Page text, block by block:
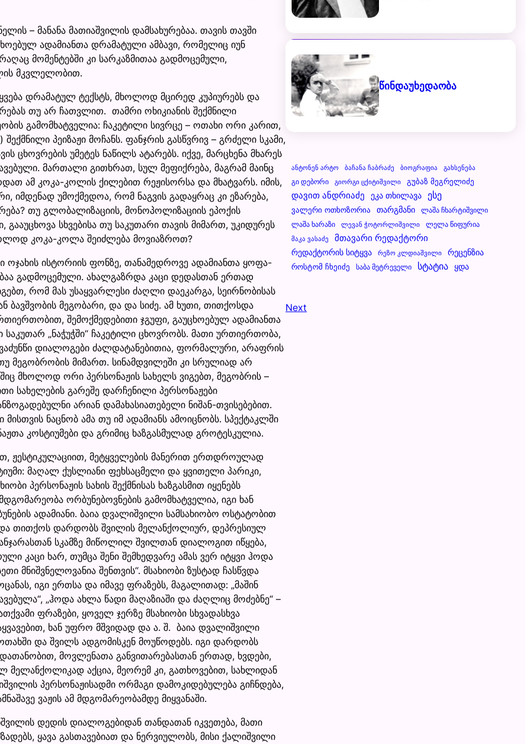
– მანანა მათიაშვილის დამსახურებაა. თავის თავში
ადამიანთა დრამატული ამბავი, რომელიც იუნ
მომენტებში კი სარკაზმითაა გადმოცემული,
მკვლელობით.
დრამატულ ტექსტს, მხოლოდ მცირედ კუპიურებს და
თუ არ ჩათვლით. თამრი ოხიკიანის შექმნილი
გამომხატველია: ჩაკეტილი სივრცე – ოთახი ორი კარით,
პეიზაჟი მოჩანს. ფანჯრის გასწვრივ – გრძელი სკამი,
ცხოვრების უმეტეს ნაწილს ატარებს. იქვე, მარცხენა მხარეს
მართალი გითხრათ, სულ მეფიქრება, მაგრამ მაინც
ამ კოკა-კოლის ქილებით რეჟისორსა და მხატვარს. იმის,
იმდენად უმოქმედოა, რომ ნაგვის გადაყრაც კი ეზარება,
თუ გლობალიზაციის, მონოპოლიზაციის ეპოქის
სხვებისა თუ საკუთარი თავის მიმართ, უკიდურეს
კოკა-კოლა შეიძლება მოვიაზროთ?
ოჯახის ისტორიის ფონზე, თანამედროვე ადამიანთა ყოფა-
გადმოცემული. ახალგაზრდა კაცი დედასთან ერთად
რომ მას უსაყვარლესი ძაღლი დაეკარგა, სეირნობისას
ბავშვობის მეგობარი, და და სიძე. ამ ხუთი, თითქოსდა
შემოქმედებითი ჯგუფი, გაუცხოებულ ადამიანთა
„ნაჭუჭში“ ჩაკეტილი ცხოვრობს. მათი ურთიერთობა,
დიალოგები ძალდატანებითია, ფორმალური, არაფრის
მეგობრობის მიმართ. სინამდვილეში კი სრულიად არ
მხოლოდ ორი პერსონაჟის სახელს ვიგებთ, მეგობრის –
სახელების გარეშე დარჩენილი პერსონაჟები
არიან დამახასიათებელი ნიშან-თვისებებით.
ნაცნობ ამა თუ იმ ადამიანს ამოიცნობს. სპექტაკლში
კოსტიუმები და გრიმიც ხაზგასმულად გროტესკულია.
ჟესტიკულაციით, მეტყველების მანერით ერთდროულად
მაღალ ქუსლიანი ფეხსაცმელი და ყვითელი პარიკი,
პერსონაჟის სახის შექმნისას ხაზგასმით იყენებს
ორბუნებოვნების გამომხატველია, იგი ხან
ადამიანი. ბაია დვალიშვილი სამსახიობო ოსტატობით
თითქოს დარდობს შვილის მელანქოლიურ, დეპრესიულ
სკამზე მიწოლილ შვილთან დიალოგით იწყება,
კაცი ხარ, თუმცა შენი შემხედვარე ამას ვერ იტყვი ჰოდა
მნიშვნელოვანია შენთვის“. მსახიობი ზუსტად ჩასწვდა
იგი ერთსა და იმავე ფრაზებს, მაგალითად: „მაშინ
„ჰოდა ახლა წადი მაღაზიაში და ძაღლიც მოძებნე“ –
ფრაზები, ყოველ ჯერზე მსახიობი სხვადასხვა
ხან უფრო მშვიდად და ა. შ. ბაია დვალიშვილი
და შვილს ადგომისკენ მოუწოდებს. იგი დარდობს
მოვლენათა განვითარებასთან ერთად, ხვდები,
აქცია, მეორემ კი, გათხოვებით, სახლიდან
პერსონაჟისადმი ორმაგი დამოკიდებულება გიჩნდება,
ვაჟის ამ მდგომარეობამდე მიყვანაში.
დედის დიალოგებიდან თანდათან იკვეთება, მათი
ყავა გასთავებიათ და ნერვიულობს, მისი ქალიშვილი
წინდაუხედაობა
Ანტონენ Არტო Ბაჩანა Ჩაბრაძე Ბიოგრაფია
Გახსენება
Გი Დებორი
Გიორგი Ცქიტიშვილი Გუბაზ Მეგრელიძე
Დავით Ანდრიაძე Ეკა Თხილავა Ესე
Ვალერი Ოთხოზორია Თარგმანი Ლაშა Ჩხარტიშვილი
Ლაშა Ხარაზი Ლევან Ჭოტორლიშვილი
Ლელა Წიფურია
Მაკა Ვასაძე
Მთავარი Რედაქტორი
Რედაქტორის Სიტყვა Რეზო Კლდიაშვილი Რეცენზია
Როსტომ Ჩხეიძე Საბა Მეტრეველი Სტატია Ყდა
Next